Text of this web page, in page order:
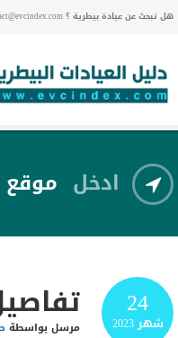
هل تبحث عن عيادة بيطرية ؟ contact@evcindex.com
ادخل موقع
24
شهر2023 مرسل بواسطة